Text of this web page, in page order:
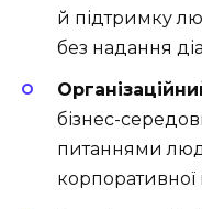
й підтримку
без надання
бізнес-
питаннями
корпоративної